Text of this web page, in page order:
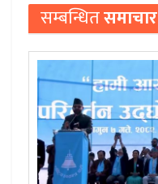
सम्बन्धितसमाचार